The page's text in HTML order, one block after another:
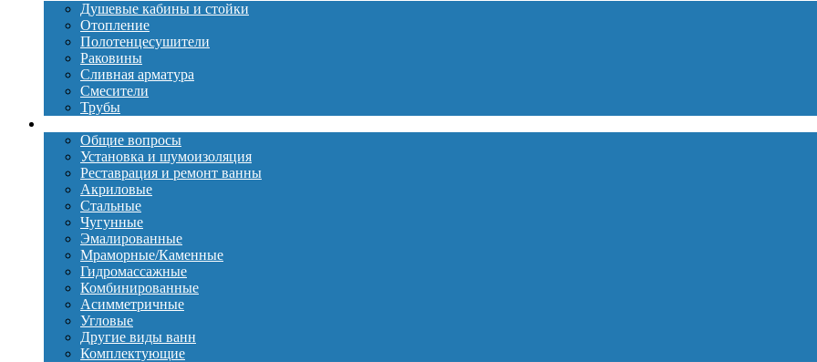
Душевые кабины и стойки
Отопление
Полотенцесушители
Раковины
Сливная арматура
Смесители
Трубы
Общие вопросы
Установка и шумоизоляция
Реставрация и ремонт ванны
Акриловые
Стальные
Чугунные
Эмалированные
Мраморные/Каменные
Гидромассажные
Комбинированные
Асимметричные
Угловые
Другие виды ванн
Комплектующие